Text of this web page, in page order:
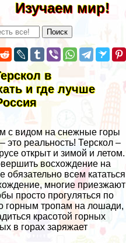
Изучаем мир!
в
и где лучше
с видом на снежные горы
это реальность! Терскол –
открыт и зимой и летом.
восхождение на
всем кататься
многие приезжают
просто прогуляться по
горным тропам на лошади,
красотой горных
в горах заряжает